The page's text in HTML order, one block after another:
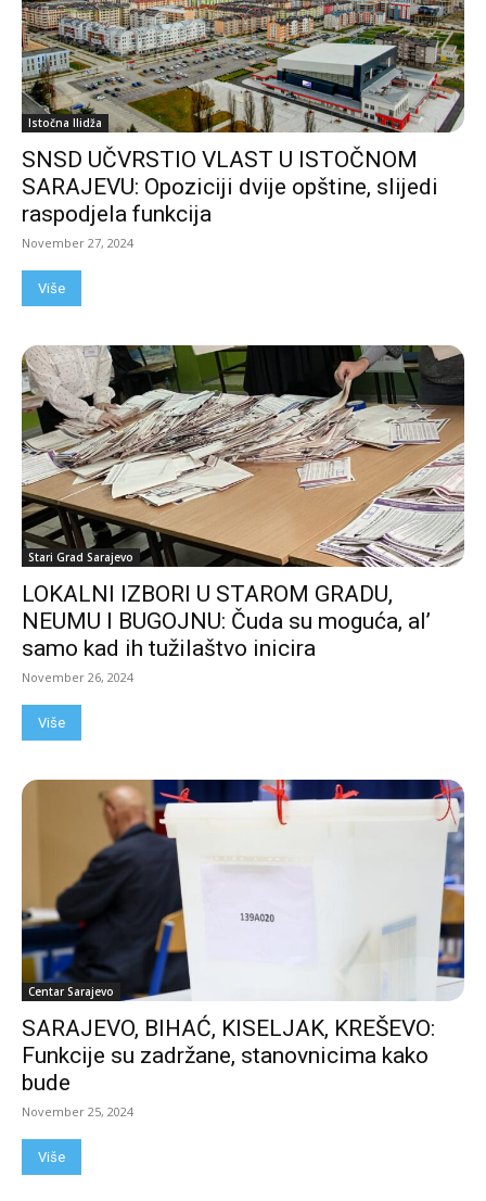
Istočna Ilidža
SNSD UČVRSTIO VLAST U ISTOČNOM
SARAJEVU: Opoziciji dvije opštine, slijedi
raspodjela funkcija
November 27, 2024
Više
Stari Grad Sarajevo
LOKALNI IZBORI U STAROM GRADU,
NEUMU I BUGOJNU: Čuda su moguća, al’
samo kad ih tužilaštvo inicira
November 26, 2024
Više
Centar Sarajevo
SARAJEVO, BIHAĆ, KISELJAK, KREŠEVO:
Funkcije su zadržane, stanovnicima kako
bude
November 25, 2024
Više